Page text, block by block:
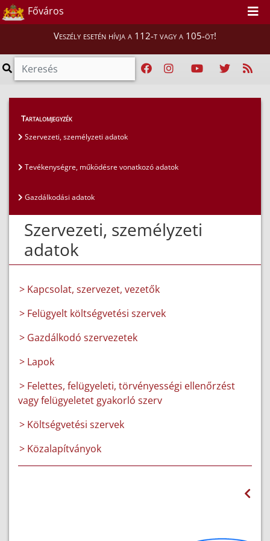
Főváros
Veszély esetén hívja a 112-t vagy a 105-öt!
Közérdekű adatok
Szervezeti, személyzeti adatok
Tartalomjegyzék
Szervezeti, személyzeti adatok
Tevékenységre, működésre vonatkozó adatok
Gazdálkodási adatok
Szervezeti, személyzeti
adatok
> Kapcsolat, szervezet, vezetők
> Felügyelt költségvetési szervek
> Gazdálkodó szervezetek
> Lapok
> Felettes, felügyeleti, törvényességi ellenőrzést
vagy felügyeletet gyakorló szerv
> Költségvetési szervek
> Közalapítványok